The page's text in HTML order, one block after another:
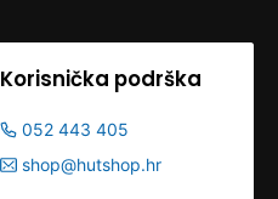
Korisnička podrška
052 443 405
shop@hutshop.hr